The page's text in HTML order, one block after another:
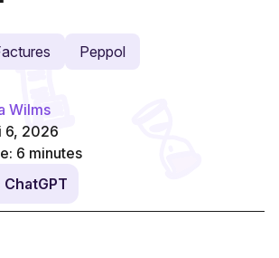
Peppol
Wilms
6, 2026
6 minutes